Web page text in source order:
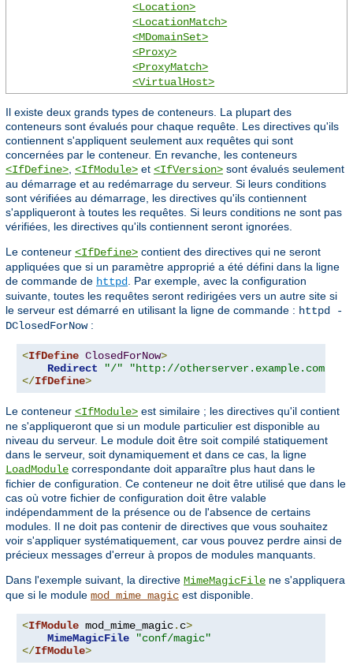
<Location>
<LocationMatch>
<MDomainSet>
<Proxy>
<ProxyMatch>
<VirtualHost>
Il existe deux grands types de conteneurs. La plupart des
conteneurs sont évalués pour chaque requête. Les directives qu'ils
contiennent s'appliquent seulement aux requêtes qui sont
concernées par le conteneur. En revanche, les conteneurs
<IfDefine> <IfModule> et <IfVersion> sont évalués seulement
au démarrage et au redémarrage du serveur. Si leurs conditions
sont vérifiées au démarrage, les directives qu'ils contiennent
s'appliqueront à toutes les requêtes. Si leurs conditions ne sont pas
vérifiées, les directives qu'ils contiennent seront ignorées.
Le conteneur <IfDefine> contient des directives qui ne seront
appliquées que si un paramètre approprié a été défini dans la ligne
de commande de httpd
. Par exemple, avec la configuration
suivante, toutes les requêtes seront redirigées vers un autre site si
le serveur est démarré en utilisant la ligne de commande : httpd -
DClosedForNow:
<IfDefine ClosedForNow>
Redirect
"/"
"http://otherserver.example.com/"
</IfDefine>
Le conteneur <IfModule> est similaire ; les directives qu'il contient
ne s'appliqueront que si un module particulier est disponible au
niveau du serveur. Le module doit être soit compilé statiquement
dans le serveur, soit dynamiquement et dans ce cas, la ligne
LoadModule correspondante doit apparaître plus haut dans le
fichier de configuration. Ce conteneur ne doit être utilisé que dans le
cas où votre fichier de configuration doit être valable
indépendamment de la présence ou de l'absence de certains
modules. Il ne doit pas contenir de directives que vous souhaitez
voir s'appliquer systématiquement, car vous pouvez perdre ainsi de
précieux messages d'erreur à propos de modules manquants.
Dans l'exemple suivant, la directive MimeMagicFile ne s'appliquera
que si le module mod_mime_magic est disponible.
<IfModule mod_mime_magic. c>
MimeMagicFile
"conf/magic"
</IfModule>